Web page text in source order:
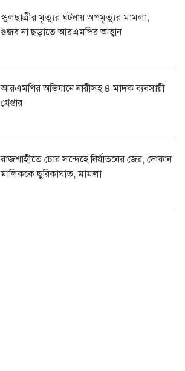
স্কুলছাত্রীর মৃত্যুর ঘটনায় অপমৃত্যুর মামলা,
গুজব না ছড়াতে আরএমপির আহ্বান
আরএমপির অভিযানে নারীসহ ৪ মাদক ব্যবসায়ী
গ্রেপ্তার
রাজশাহীতে চোর সন্দেহে নির্যাতনের জের, দোকান
মালিককে ছুরিকাঘাত, মামলা